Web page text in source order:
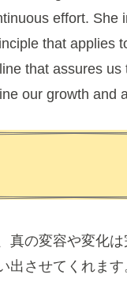
effort. She
that applies
that assures
our growth and
真の変容や変化
出させてくれま